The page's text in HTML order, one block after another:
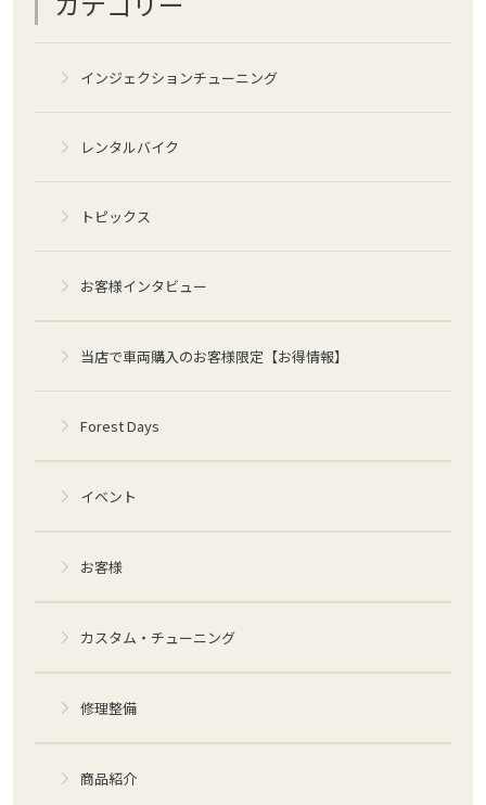
インジェクションチューニング
レンタルバイク
トピックス
お客様インタビュー
当店で車両購入のお客様限定【お得情報】
Forest Days
イベント
お客様
カスタム・チューニング
修理整備
商品紹介